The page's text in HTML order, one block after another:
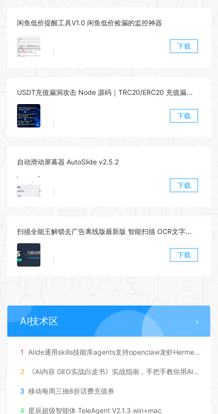
闲鱼低价提醒工具V1.0 闲鱼低价捡漏的监控神器
下载
USDT充值漏洞攻击 Node 源码｜TRC20/ERC20 充值漏洞利用脚本全套源码
下载
自动滑动屏幕器 AutoSlide v2.5.2
下载
扫描全能王解锁去广告离线版最新版 智能扫描 OCR文字识别 全面的手机办公工具
下载
AI技术区
1 AIide通用skills技能库agents支持openclaw龙虾Hermes主流工具安装简单
2 《AI内容 GEO实战白皮书》实战指南，手把手教你用AI内容+GEO抢占大模型流量红利
3 移动每周三抽8折话费充值券
4 星辰超级智能体 TeleAgent V2.1.3 win+mac